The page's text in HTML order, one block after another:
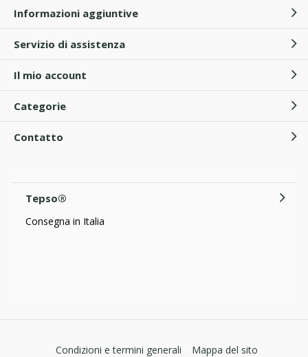
Informazioni aggiuntive
Servizio di assistenza
Il mio account
Categorie
Contatto
Tepso®
Consegna in Italia
Condizioni e termini generali Mappa del sito